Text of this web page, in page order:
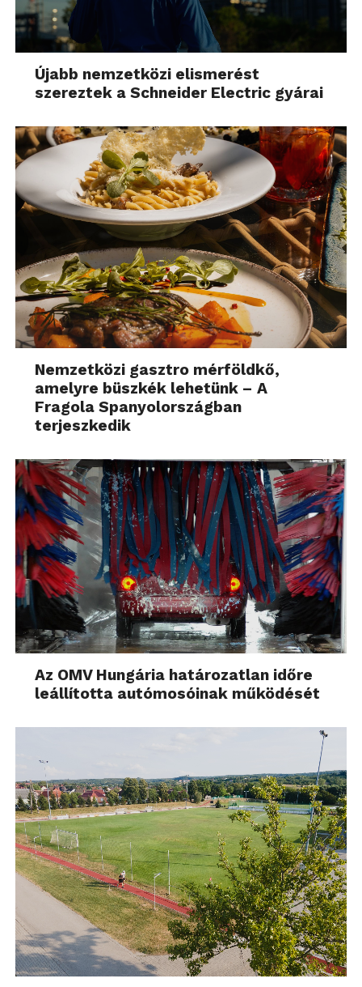
Újabb nemzetközi elismerést
szereztek a Schneider Electric gyárai
Nemzetközi gasztro mérföldkő,
amelyre büszkék lehetünk – A
Fragola Spanyolországban
terjeszkedik
Az OMV Hungária határozatlan időre
leállította autómosóinak működését